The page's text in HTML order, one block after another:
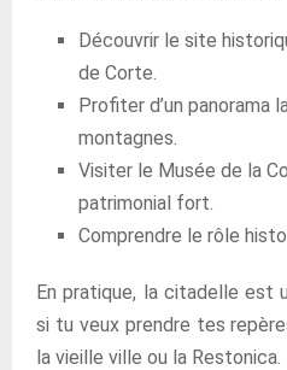
Découvrir le site
de Corte.
Profiter d’un panorama
montagnes.
Visiter le Musée de la
patrimonial fort.
Comprendre le rôle
En pratique, la citadelle est
si tu veux prendre tes
la vieille ville ou la Restonica.